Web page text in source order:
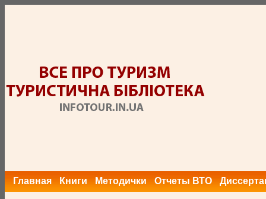
Главная Книги Методички Отчеты ВТО